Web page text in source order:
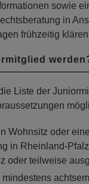
sowie
in
frühzeitig
Liste der
Wohnsitz oder
in Rheinland-
oder teilweise